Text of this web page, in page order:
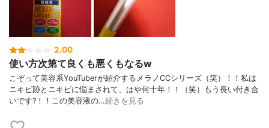
2.00
使い方次第て良くも悪くもなるw
こぞって美容系YouTuberが紹介するメラノCCシリーズ（笑）！！私は
ニキビ跡とニキビに悩まされて、はや何十年！！（笑）もう長い付き合
いです?！！この美容液の…続きを見る